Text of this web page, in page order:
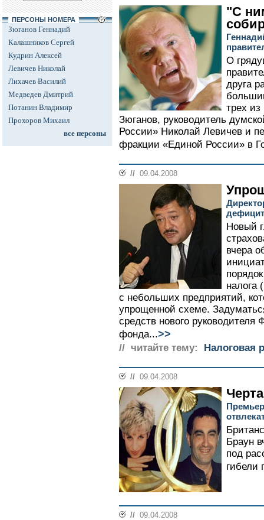
ПЕРСОНЫ НОМЕРА
Зюганов Геннадий
Калашников Сергей
Кудрин Алексей
Левичев Николай
Лихачев Василий
Медведев Дмитрий
Потанин Владимир
Прохоров Михаил
все персоны
"С
О
друга
трех
Зюганов, руководитель
России» Николай Левичев и
фракции «Единой России» в
// 09.04.2008
Новый
вчера
налога
с небольших предприятий,
упрощенной схеме.
средств нового
фонда...>>
// читайте тему: Налоговая
// 09.04.2008
Браун
под
гибели
// 09.04.2008